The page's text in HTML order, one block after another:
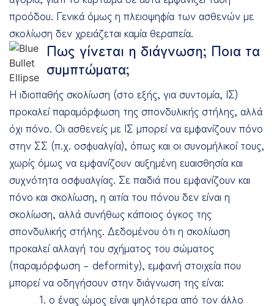
προόδου. Γενικά όμως η πλειοψηφία των ασθενών με
σκολίωση δεν χρειάζεται καμία θεραπεία.
Πως γίνεται η διάγνωση; Ποια τα
συμπτώματα;
Η ιδιοπαθής σκολίωση (στο εξής, για συντομία, ΙΣ)
προκαλεί παραμόρφωση της σπονδυλικής στήλης, αλλά
όχι πόνο. Οι ασθενείς με ΙΣ μπορεί να εμφανίζουν πόνο
στην ΣΣ (π.χ. οσφυαλγία), όπως και οι συνομήλικοί τους,
χωρίς όμως να εμφανίζουν αυξημένη ευαισθησία και
συχνότητα οσφυαλγίας. Σε παιδιά που εμφανίζουν και
πόνο και σκολίωση, η αιτία του πόνου δεν είναι η
σκολίωση, αλλά συνήθως κάποιος όγκος της
σπονδυλικής στήλης. Δεδομένου ότι η σκολίωση
προκαλεί αλλαγή του σχήματος του σώματος
(παραμόρφωση – deformity), εμφανή στοιχεία που
μπορεί να οδηγήσουν στην διάγνωση της είναι:
ο ένας ώμος είναι ψηλότερα από τον άλλο